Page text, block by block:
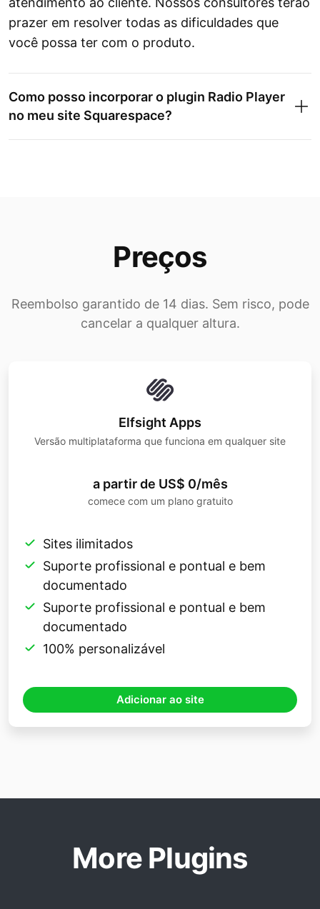
prazer em resolver todas as dificuldades que
você possa ter com o produto.
Como posso incorporar o plugin Radio Player
no meu site Squarespace?
Preços
Reembolso garantido de 14 dias. Sem risco, pode
cancelar a qualquer altura.
Elfsight Apps
Versão multiplataforma que funciona em qualquer site
a partir de US$ 0/mês
comece com um plano gratuito
Sites ilimitados
Suporte profissional e pontual e bem
documentado
Suporte profissional e pontual e bem
documentado
100% personalizável
Adicionar ao site
More Plugins